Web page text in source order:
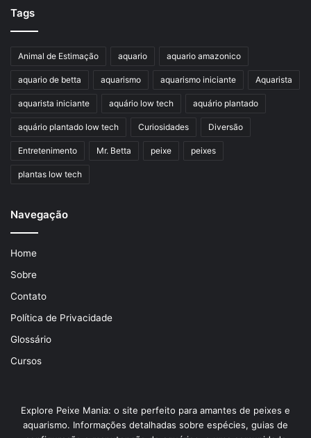
Tags
Animal de Estimação aquario aquario amazonico
aquario de betta aquarismo aquarismo iniciante Aquarista
aquarista iniciante aquário low tech aquário plantado
aquário plantado low tech Curiosidades Diversão
Entretenimento Mr. Betta peixe peixes
plantas low tech
Navegação
Home
Sobre
Contato
Política de Privacidade
Glossário
Cursos
Explore Peixe Mania: o site perfeito para amantes de peixes e
aquarismo. Informações detalhadas sobre espécies, guias de